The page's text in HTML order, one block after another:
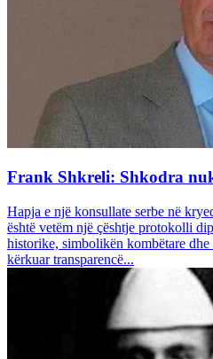
Frank Shkreli: Shkodra
Hapja e një konsullate serbe në
është vetëm një çështje protokolli
historike, simbolikën kombëtare dhe
kërkuar transparencë...